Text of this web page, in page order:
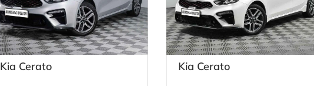
Kia Cerato Kia Cerato